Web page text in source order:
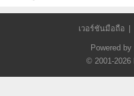
เวอร์ชันมือถือ
Powered by
© 2001-2026